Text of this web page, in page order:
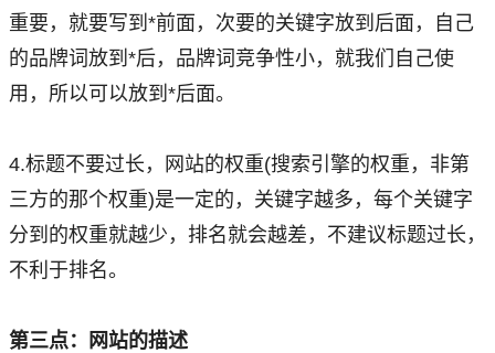
重要，就要写到*前面，次要的关键字放到后面，自己
的品牌词放到*后，品牌词竞争性小，就我们自己使
用，所以可以放到*后面。
4.标题不要过长，网站的权重(搜索引擎的权重，非第
三方的那个权重)是一定的，关键字越多，每个关键字
分到的权重就越少，排名就会越差，不建议标题过长，
不利于排名。
第三点：网站的描述